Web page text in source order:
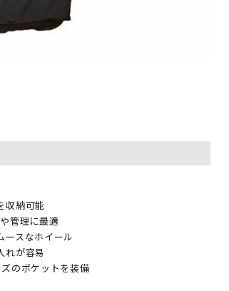
収納可能
管理に最適
ースなホイール
れが容易
のポケットを装備